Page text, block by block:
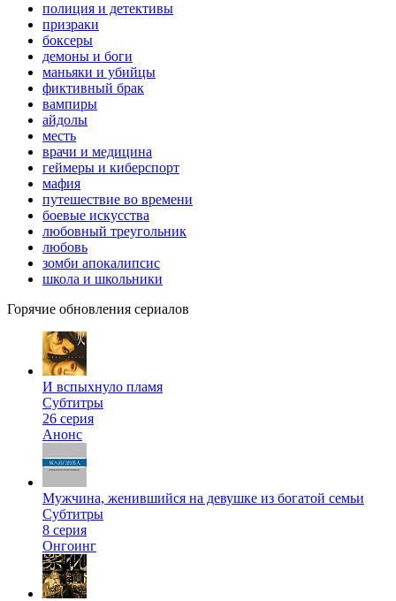
полиция и детективы
призраки
боксеры
демоны и боги
маньяки и убийцы
фиктивный брак
вампиры
айдолы
месть
врачи и медицина
геймеры и киберспорт
мафия
путешествие во времени
боевые искусства
любовный треугольник
любовь
зомби апокалипсис
школа и школьники
Горячие обновления сериалов
И вспыхнуло пламя
Субтитры
26 серия
Анонс
Мужчина, женившийся на девушке из богатой семьи
Субтитры
8 серия
Онгоинг